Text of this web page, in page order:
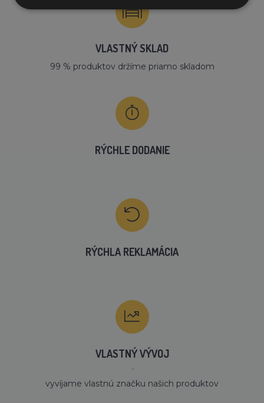
VLASTNÝ SKLAD
99 % produktov držíme priamo skladom
RÝCHLE DODANIE
RÝCHLA REKLAMÁCIA
VLASTNÝ VÝVOJ
´
vyvíjame vlastnú značku našich produktov